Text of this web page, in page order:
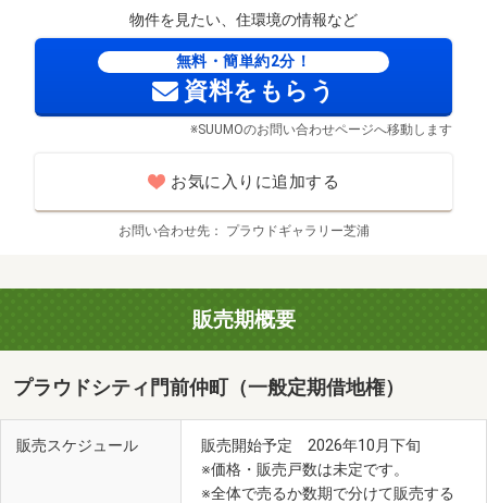
物件を見たい、住環境の情報など
無料・簡単約2分！
資料をもらう
※SUUMOのお問い合わせページへ移動します
お気に入りに追加する
お問い合わせ先 プラウドギャラリー芝浦
販売期概要
プラウドシティ門前仲町（一般定期借地権）
販売スケジュール
販売開始予定 2026年10月下旬
※価格・販売戸数は未定です。
※全体で売るか数期で分けて販売する